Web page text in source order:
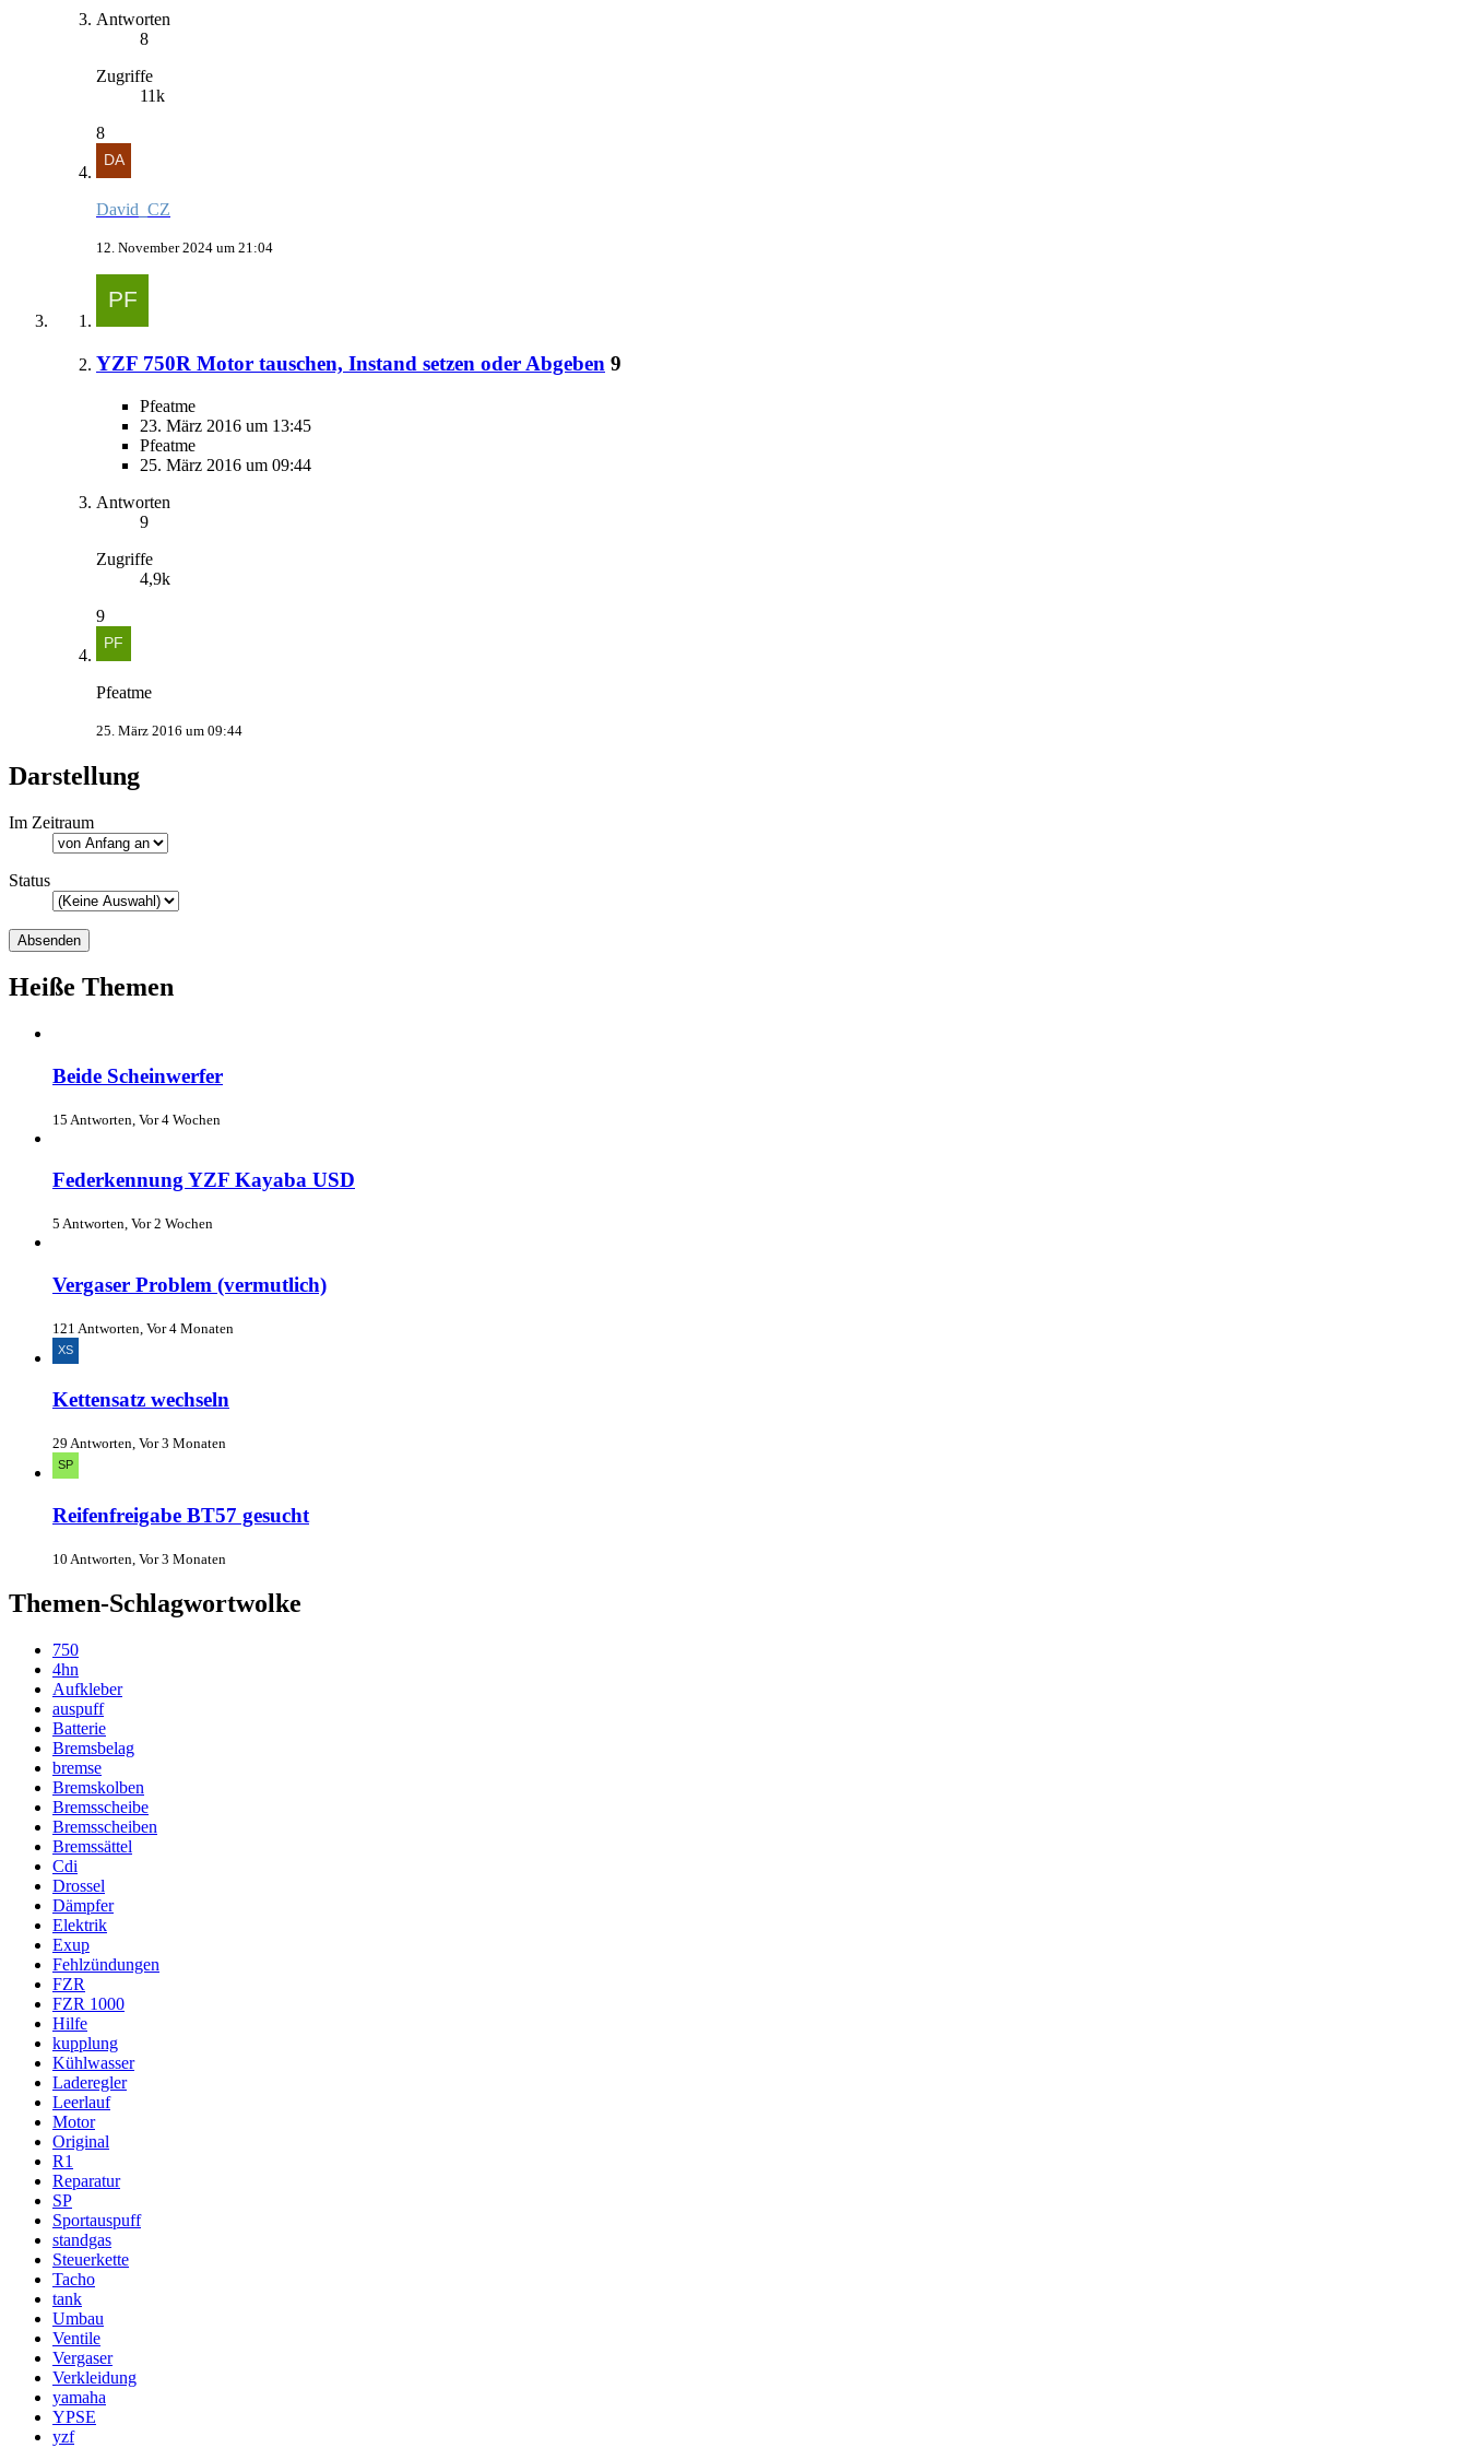
Antworten
8
Zugriffe
11k
8
David_CZ
12. November 2024 um 21:04
YZF 750R Motor tauschen, Instand setzen oder Abgeben 9
Pfeatme
23. März 2016 um 13:45
Pfeatme
25. März 2016 um 09:44
Antworten
9
Zugriffe
4,9k
9
Pfeatme
25. März 2016 um 09:44
Darstellung
Im Zeitraum
Status
Heiße Themen
Beide Scheinwerfer
15 Antworten, Vor 4 Wochen
Federkennung YZF Kayaba USD
5 Antworten, Vor 2 Wochen
Vergaser Problem (vermutlich)
121 Antworten, Vor 4 Monaten
Kettensatz wechseln
29 Antworten, Vor 3 Monaten
Reifenfreigabe BT57 gesucht
10 Antworten, Vor 3 Monaten
Themen-Schlagwortwolke
750
4hn
Aufkleber
auspuff
Batterie
Bremsbelag
bremse
Bremskolben
Bremsscheibe
Bremsscheiben
Bremssättel
Cdi
Drossel
Dämpfer
Elektrik
Exup
Fehlzündungen
FZR
FZR 1000
Hilfe
kupplung
Kühlwasser
Laderegler
Leerlauf
Motor
Original
R1
Reparatur
SP
Sportauspuff
standgas
Steuerkette
Tacho
tank
Umbau
Ventile
Vergaser
Verkleidung
yamaha
YPSE
yzf